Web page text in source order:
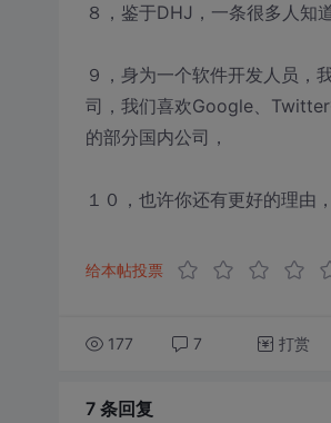
８，鉴于DHJ，一条很多人知
９，身为一个软件开发人员，
司，我们喜欢Google、
的部分国内公司，
１０，也许你还有更好的理由
给本帖投票
177 7 打赏
7 条回复